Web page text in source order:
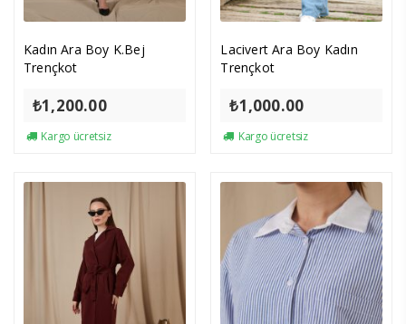
Kadın Ara Boy K.Bej
Trençkot
₺1,200.00
Kargo ücretsiz
Lacivert Ara Boy Kadın
Trençkot
₺1,000.00
Kargo ücretsiz